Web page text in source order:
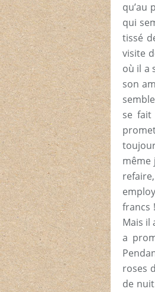
qu’au
qui
tissé
visite
où il a
son
se fait
même
francs
Mais il
a
roses
de